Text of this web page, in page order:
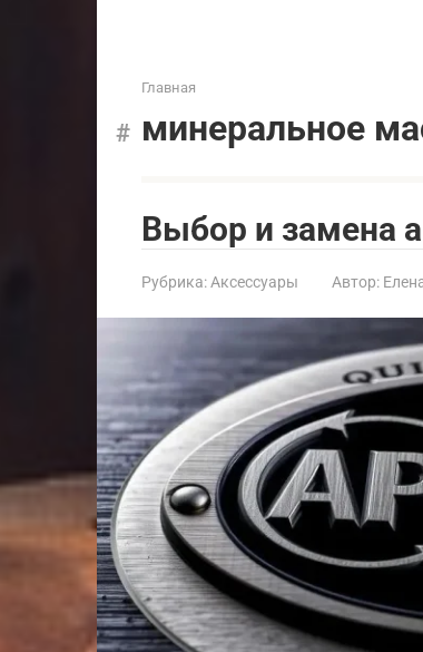
Главная
минеральное
Выбор и замена
Рубрика: Аксессуары Автор: